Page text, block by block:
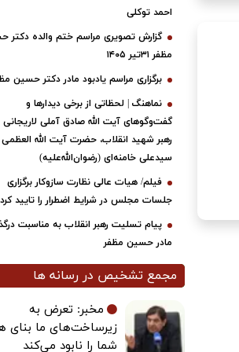
احمد توکلی
گزارش تصویری مراسم ختم والده دکتر
مظفر ۳۱تیر ۱۴۰۵
برگزاری مراسم یادبود مادر دکتر حسین
نماهنگ | لحظاتی از برخی دیدارها و
گفت‌وگوهای آیت ‌الله صادق آملی لاریجانی
رهبر شهید انقلاب، حضرت آیت‌ الله العظمی
سیدعلی خامنه‌ای (رضوان‌الله‌علیه)
فیلم/ هیات عالی نظارت سازوکار برگزاری
جلسات مجلس در شرایط اضطرار را تایید کرد
پیام تسلیت رهبر انقلاب به مناسبت
مادر حسین مظفر
مجمع تشخیص در رسانه ها
مخبر: تعرض به
زیرساخت‌های ما بنای
شما را نابود می‌کند